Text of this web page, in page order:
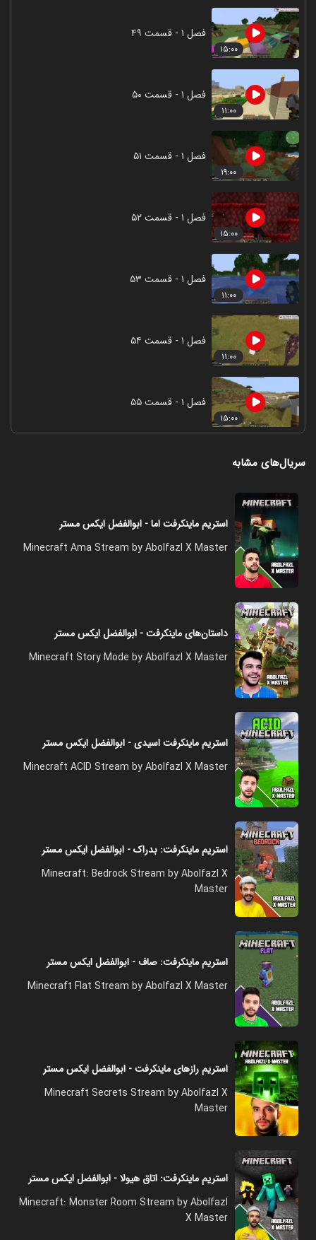
۱۵:۰۰
فصل ۱ - قسمت ۴۹
۱۱:۰۰
فصل ۱ - قسمت ۵۰
۱۹:۰۰
فصل ۱ - قسمت ۵۱
۱۵:۰۰
فصل ۱ - قسمت ۵۲
۱۱:۰۰
فصل ۱ - قسمت ۵۳
۱۱:۰۰
فصل ۱ - قسمت ۵۴
۱۵:۰۰
فصل ۱ - قسمت ۵۵
سریال‌های مشابه
استریم ماینکرفت اما - ابوالفضل ایکس مستر
Minecraft Ama Stream by Abolfazl X Master
داستان‌های ماینکرفت - ابوالفضل ایکس مستر
Minecraft Story Mode by Abolfazl X Master
استریم ماینکرفت اسیدی - ابوالفضل ایکس مستر
Minecraft ACID Stream by Abolfazl X Master
استریم ماینکرفت: بدراک - ابوالفضل ایکس مستر
Minecraft: Bedrock Stream by Abolfazl X
Master
استریم ماینکرفت: صاف - ابوالفضل ایکس مستر
Minecraft Flat Stream by Abolfazl X Master
استریم رازهای ماینکرفت - ابوالفضل ایکس مستر
Minecraft Secrets Stream by Abolfazl X
Master
استریم ماینکرفت: اتاق هیولا - ابوالفضل ایکس مستر
Minecraft: Monster Room Stream by Abolfazl
X Master